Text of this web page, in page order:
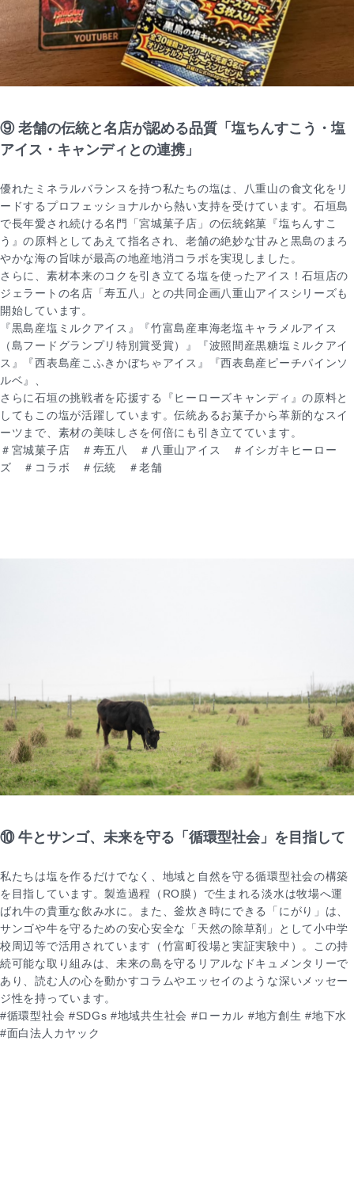
⑨ 老舗の伝統と名店が認める品質「塩ちんすこう・塩
アイス・キャンディとの連携」
優れたミネラルバランスを持つ私たちの塩は、八重山の食文化をリ
ードするプロフェッショナルから熱い支持を受けています。石垣島
で長年愛され続ける名門「宮城菓子店」の伝統銘菓『塩ちんすこ
う』の原料としてあえて指名され、老舗の絶妙な甘みと黒島のまろ
やかな海の旨味が最高の地産地消コラボを実現しました。
さらに、素材本来のコクを引き立てる塩を使ったアイス！石垣店の
ジェラートの名店「寿五八」との共同企画八重山アイスシリーズも
開始しています。
『黒島産塩ミルクアイス』『竹富島産車海老塩キャラメルアイス
（島フードグランプリ特別賞受賞）』『波照間産黒糖塩ミルクアイ
ス』『西表島産こふきかぼちゃアイス』『西表島産ピーチパインソ
ルベ』、
さらに石垣の挑戦者を応援する『ヒーローズキャンディ』の原料と
してもこの塩が活躍しています。伝統あるお菓子から革新的なスイ
ーツまで、素材の美味しさを何倍にも引き立てています。
＃宮城菓子店 ＃寿五八 ＃八重山アイス ＃イシガキヒーロー
ズ ＃コラボ ＃伝統 ＃老舗
⑩ 牛とサンゴ、未来を守る「循環型社会」を目指して
私たちは塩を作るだけでなく、地域と自然を守る循環型社会の構築
を目指しています。製造過程（RO膜）で生まれる淡水は牧場へ運
ばれ牛の貴重な飲み水に。また、釜炊き時にできる「にがり」は、
サンゴや牛を守るための安心安全な「天然の除草剤」として小中学
校周辺等で活用されています（竹富町役場と実証実験中）。この持
続可能な取り組みは、未来の島を守るリアルなドキュメンタリーで
あり、読む人の心を動かすコラムやエッセイのような深いメッセー
ジ性を持っています。
#循環型社会 #SDGs #地域共生社会 #ローカル #地方創生 #地下水
#面白法人カヤック